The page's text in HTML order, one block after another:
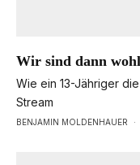
Wir sind dann
Wie ein 13-Jähriger
Stream
BENJAMIN MOLDENHAUER ·